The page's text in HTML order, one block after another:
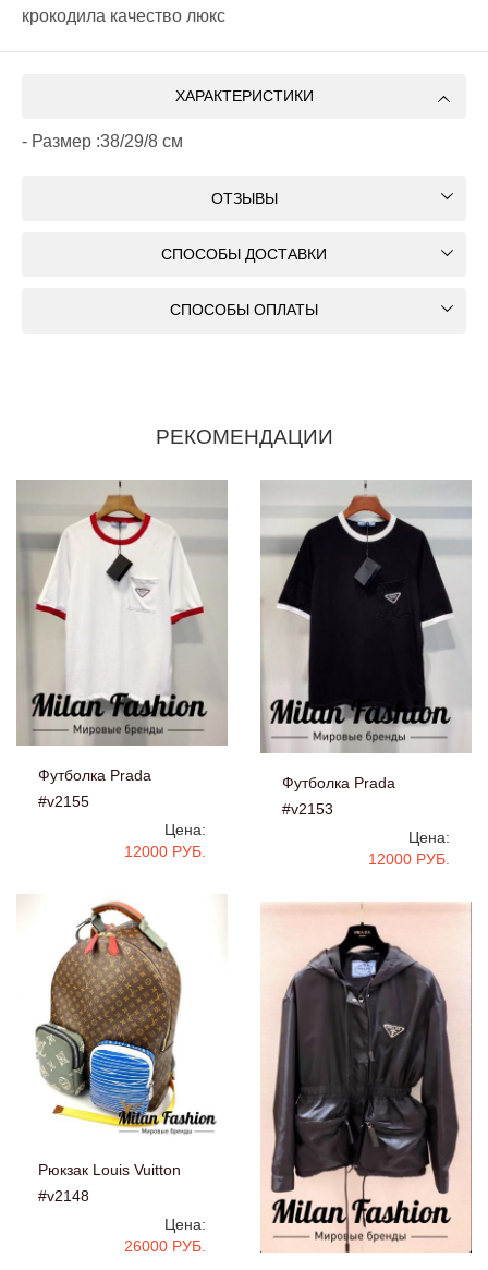
крокодила качество люкс
ХАРАКТЕРИСТИКИ
- Размер :38/29/8 см
ОТЗЫВЫ
СПОСОБЫ ДОСТАВКИ
СПОСОБЫ ОПЛАТЫ
РЕКОМЕНДАЦИИ
Футболка Prada
#v2155
Цена:
12000 РУБ.
Футболка Prada
#v2153
Цена:
12000 РУБ.
Рюкзак Louis Vuitton
#v2148
Цена:
26000 РУБ.